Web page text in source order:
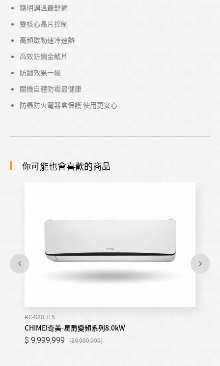
聰明調溫最舒適
雙核心晶片控制
高頻啟動速冷速熱
高效防鏽金鰭片
防鏽效果一級
關機自體防霉最健康
防蟲防火電器盒保護 使用更安心
你可能也會喜歡的商品
RC-S80HT5
CHIMEI奇美-星爵變頻系列8.0kW
9,999,999 9,999,999